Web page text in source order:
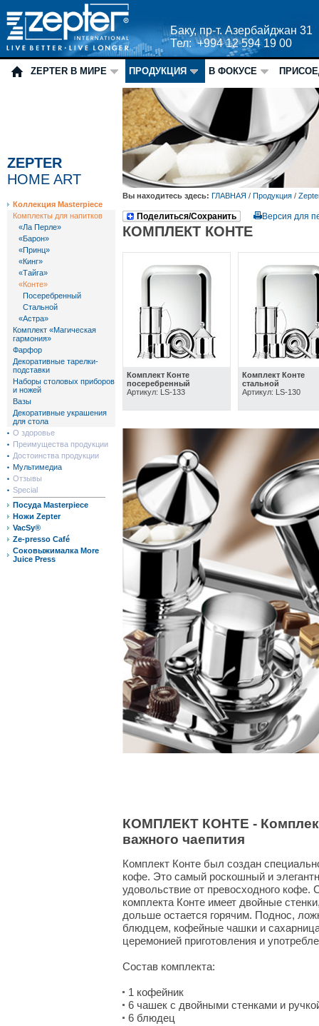
Баку, пр-т. Азербайджан 31
Тел: +994 12 594 19 00
ZEPTER В МИРЕ ПРОДУКЦИЯ В ФОКУСЕ
ZEPTER
HOME ART
Коллекция Masterpiece
Комплекты для напитков
«Ла Перле»
«Барон»
«Принц»
«Кинг»
«Тайга»
«Конте»
Посеребренный
Стальной
«Астра»
Комплект «Магическая
гармония»
Фарфор
Декоративные тарелки-
подставки
Наборы столовых приборов
и ножей
Вазы
Декоративные украшения
для стола
О здоровье
Преимущества продукции
Достоинства продукции
Мультимедиа
Отзывы
Special
Посуда Masterpiece
Ножи Zepter
VacSy®
Ze-presso Café
Соковыжималка More
Juice Press
Вы находитесь здесь: ГЛАВНАЯ / Продукция /
Поделиться/Сохранить Версия для
КОМПЛЕКТ КОНТЕ
Комплект Конте
посеребренный
Артикул: LS-133
Комплект Конте
стальной
Артикул: LS-130
КОМПЛЕКТ КОНТЕ -
важного чаепития
Комплект Конте был создан
кофе. Это самый роскошный и
удовольствие от превосходного
комплекта Конте имеет двойные
дольше остается горячим. Поднос,
блюдцем, кофейные чашки и
церемонией приготовления и
Состав комплекта:
1 кофейник
6 чашек с двойными стенками и
6 блюдец